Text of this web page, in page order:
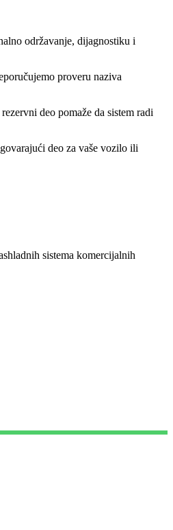
održavanje, dijagnostiku i
proveru naziva
deo pomaže da sistem radi
deo za vaše vozilo ili
sistema komercijalnih